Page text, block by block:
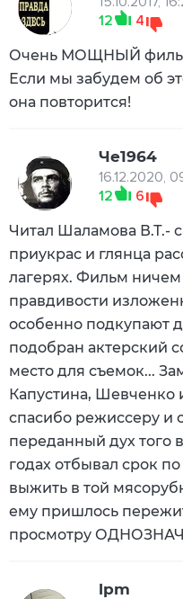
12
4
Очень МОЩНЫЙ
Если мы забудем об
она повторится!
Че1964
16.12.2020,
12
6
Читал Шаламова В.Т.-
приукрас и глянца
лагерях. Фильм ничем
правдивости
особенно подкупают
подобран актерский
место для съемок...
Капустина,
спасибо режиссеру и
переданный дух того
годах отбывал срок
выжить в той
ему пришлось
просмотру
lpm